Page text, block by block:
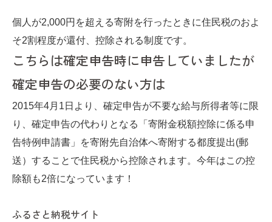
個人が2,000円を超える寄附を行ったときに住民税のおよ
そ2割程度が還付、控除される制度です。
こちらは確定申告時に申告していましたが
確定申告の必要のない方は
2015年4月1日より、確定申告が不要な給与所得者等に限
り、確定申告の代わりとなる「寄附金税額控除に係る申
告特例申請書」を寄附先自治体へ寄附する都度提出(郵
送）することで住民税から控除されます。今年はこの控
除額も2倍になっています！
ふるさと納税サイト